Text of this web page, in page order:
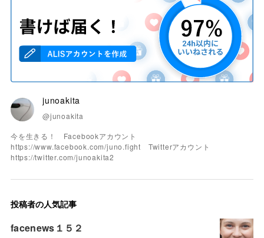
junoakita
@junoakita
今を生きる！ Facebookアカウント
https://www.facebook.com/juno.fight Twitterアカウント
https://twitter.com/junoakita2
投稿者の人気記事
facenews１５２